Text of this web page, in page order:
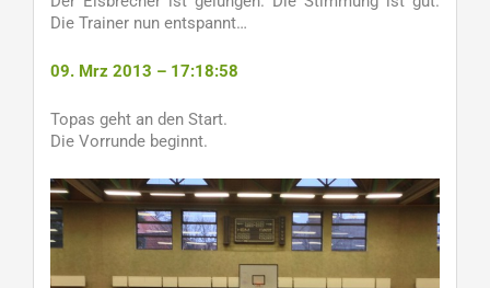
Die Trainer nun entspannt…
09. Mrz 2013 – 17:18:58
Topas geht an den Start.
Die Vorrunde beginnt.